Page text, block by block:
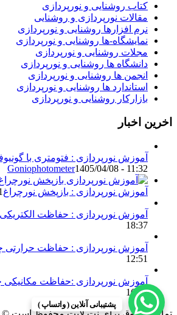
کتاب روشنایی و نورپردازی
مقالات نورپردازی و روشنایی
نرم افزارها روشنایی و نورپردازی
نمایشگاه-ها روشنایی و نورپردازی
مجلات روشنایی و نورپردازی
دانشگاه ها روشنایی و نورپردازی
انجمن ها روشنایی و نورپردازی
استاندارد ها روشنایی و نورپردازی
بازارکار روشنایی و نورپردازی
اخرین اخبار
آموزش نورپردازی : فتومتری با
Goniophotometer1405/04/08 - 11:32
آموزش نورپردازی : بازپخش نورچراغ
آموزش نورپردازی : حفاظت
18:37
آموزش نورپردازی : حفاظت حرارتی
12:51
آموزش نورپردازی :حفاظت مکانیکی
16:13
پشتیبانی آنلاین ( واتساپ )